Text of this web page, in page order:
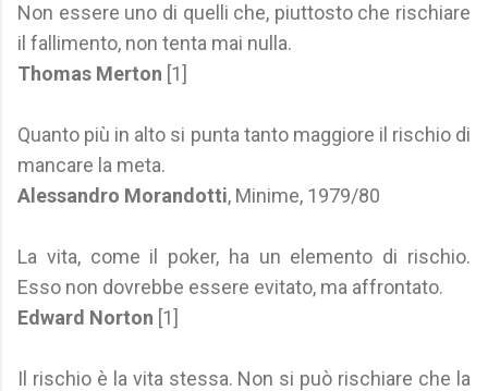
Non essere uno di quelli che, piuttosto che rischiare
il fallimento, non tenta mai nulla.
Thomas Merton [1]
Quanto più in alto si punta tanto maggiore il rischio di
mancare la meta.
Alessandro Morandotti, Minime, 1979/80
La vita, come il poker, ha un elemento di rischio.
Esso non dovrebbe essere evitato, ma affrontato.
Edward Norton [1]
Il rischio è la vita stessa. Non si può rischiare che la